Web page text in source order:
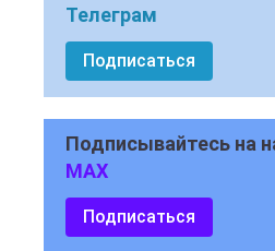
Телеграм
Подписаться
Подписывайтесь на
MAX
Подписаться